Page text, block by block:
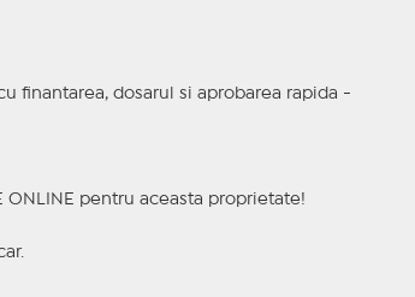
finantarea, dosarul si aprobarea rapida -
ONLINE pentru aceasta proprietate!